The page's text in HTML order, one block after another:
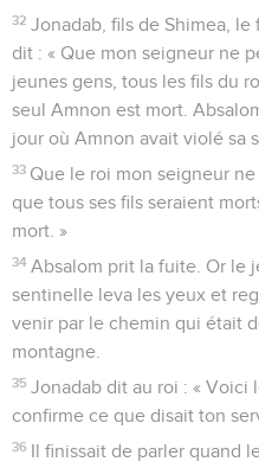
32 Jonadab, fils de Shimea,
dit : « Que mon seigneur ne
jeunes gens, tous les fils du
seul Amnon est mort.
jour où Amnon avait violé sa
33 Que le roi mon seigneur
que tous ses fils seraient
mort. »
34 Absalom prit la fuite. Or le
sentinelle leva les yeux et
venir par le chemin qui était
montagne.
35 Jonadab dit au roi : « Voici
confirme ce que disait ton
36 Il finissait de parler quand